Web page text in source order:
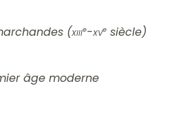
(xiiie-xve siècle)
âge moderne